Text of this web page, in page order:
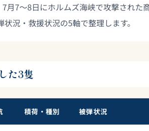
月7〜8日にホルムズ海峡で攻撃され
況・救援状況の5軸で整理します。
た3隻
積荷・種別 被弾状況